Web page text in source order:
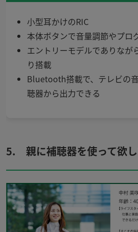
小型耳かけのRIC
本体ボタンで音量調節やプロ
エントリーモデルでありなが
り搭載
Bluetooth搭載で、テレビの
聴器から出力できる
5. 親に補聴器を使って欲